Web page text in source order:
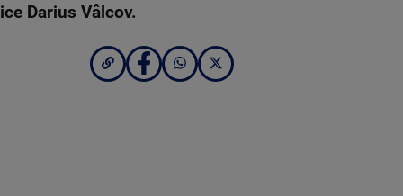
Darius Vâlcov.